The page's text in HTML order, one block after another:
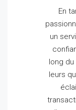
En
un
long
leurs